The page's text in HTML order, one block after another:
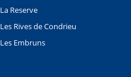
La Reserve
Les Rives de Condrieu
Les Embruns